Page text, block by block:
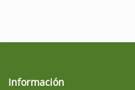
Información